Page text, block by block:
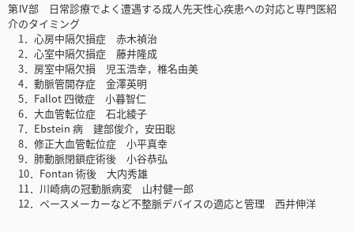
第Ⅳ部 日常診療でよく遭遇する成人先天性心疾患への対応と専門医紹
介のタイミング
1．心房中隔欠損症 赤木禎治
2．心室中隔欠損症 藤井隆成
3．房室中隔欠損 児玉浩幸，椎名由美
4．動脈管開存症 金澤英明
5．Fallot 四徴症 小暮智仁
6．大血管転位症 石北綾子
7．Ebstein 病 建部俊介，安田聡
8．修正大血管転位症 小平真幸
9．肺動脈閉鎖症術後 小谷恭弘
10．Fontan 術後 大内秀雄
11．川崎病の冠動脈病変 山村健一郎
12．ペースメーカーなど不整脈デバイスの適応と管理 西井伸洋